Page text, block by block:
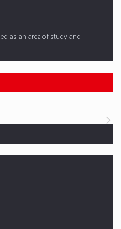
as an area of study and
NEWS FROM